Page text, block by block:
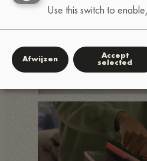
Use this switch to
Afwijzen
Accept
selected